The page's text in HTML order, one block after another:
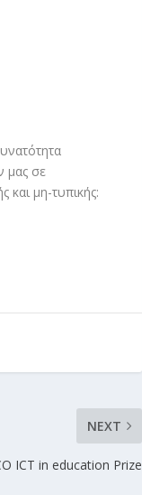
μας σε
και μη-τυπικής:
NEXT
ICT in education Prize